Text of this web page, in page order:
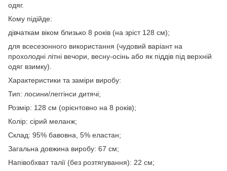
одяг.
Кому підійде:
дівчаткам віком близько 8 років (на зріст 128 см);
для всесезонного використання (чудовий варіант на
прохолодні літні вечори, весну-осінь або як піддів під верхній
одяг взимку).
Характеристики та заміри виробу:
Тип: лосини/леггінси дитячі;
Розмір: 128 см (орієнтовно на 8 років);
Колір: сірий меланж;
Склад: 95% бавовна, 5% еластан;
Загальна довжина виробу: 67 см;
Напівобхват талії (без розтягування): 22 см;